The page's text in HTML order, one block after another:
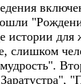
истории для
слишком